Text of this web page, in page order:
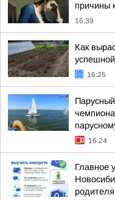
причины
16:39
Как
успешной
16:25
16:24
Главное